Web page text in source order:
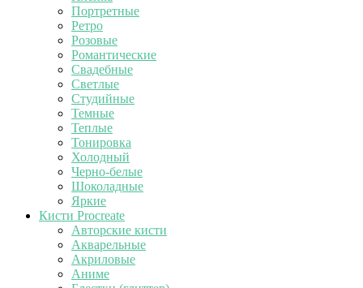
Портретные
Ретро
Розовые
Романтические
Свадебные
Светлые
Студийные
Темные
Теплые
Тонировка
Холодный
Черно-белые
Шоколадные
Яркие
Кисти Procreate
Авторские кисти
Акварельные
Акриловые
Аниме